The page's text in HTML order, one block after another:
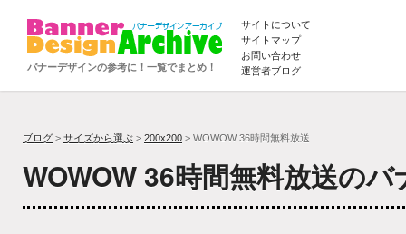
バナーデザインの参考に！一覧でまとめ！
サイトについて
サイトマップ
お問い合わせ
運営者ブログ
ブログ > サイズから選ぶ > 200x200 > WOWOW 36時間無料放送
WOWOW 36時間無料放送の